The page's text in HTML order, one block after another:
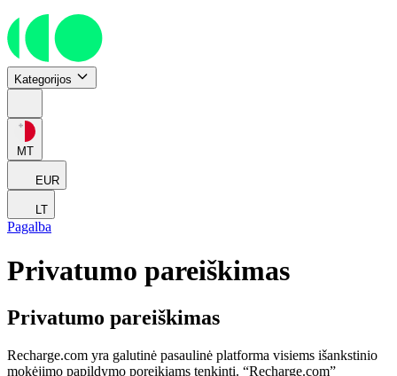
Kategorijos
MT
EUR
LT
Pagalba
Privatumo pareiškimas
Privatumo pareiškimas
Recharge.com yra galutinė pasaulinė platforma visiems išankstinio
mokėjimo papildymo poreikiams tenkinti. “Recharge.com”